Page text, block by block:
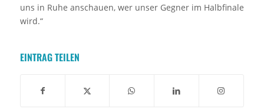
uns in Ruhe anschauen, wer unser Gegner im Halbfinale
wird.“
EINTRAG TEILEN